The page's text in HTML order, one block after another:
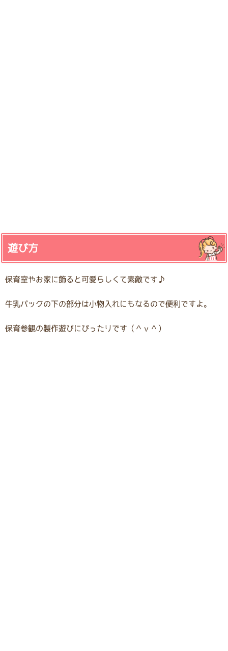
遊び方
保育室やお家に飾ると可愛らしくて素敵です♪
牛乳パックの下の部分は小物入れにもなるので便利ですよ。
保育参観の製作遊びにぴったりです（＾ｖ＾）